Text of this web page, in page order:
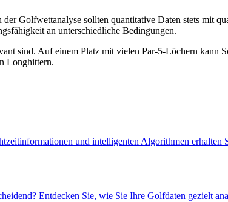
Golfwettanalyse sollten quantitative Daten stets mit
an unterschiedliche Bedingungen.
sind. Auf einem Platz mit vielen Par-5-Löchern kann
Longhittern.
und intelligenten Algorithmen erhalten
Entdecken Sie, wie Sie Ihre Golfdaten gezielt